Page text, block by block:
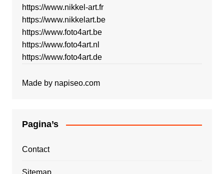
https://www.nikkel-art.fr
https://www.nikkelart.be
https://www.foto4art.be
https://www.foto4art.nl
https://www.foto4art.de
Made by napiseo.com
Pagina’s
Contact